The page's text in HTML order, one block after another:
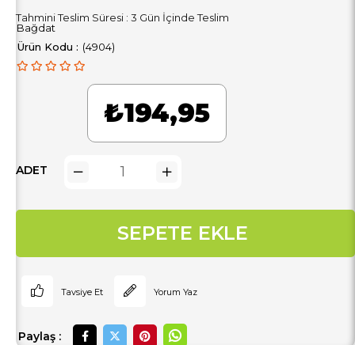
Tahmini Teslim Süresi : 3 Gün İçinde Teslim
Bağdat
(4904)
₺194,95
ADET
Tavsiye Et Yorum Yaz
Paylaş :